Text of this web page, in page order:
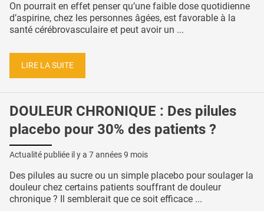
On pourrait en effet penser qu’une faible dose quotidienne
d’aspirine, chez les personnes âgées, est favorable à la
santé cérébrovasculaire et peut avoir un ...
LIRE LA SUITE
DOULEUR CHRONIQUE : Des pilules
placebo pour 30% des patients ?
Actualité publiée il y a 7 années 9 mois
Des pilules au sucre ou un simple placebo pour soulager la
douleur chez certains patients souffrant de douleur
chronique ? Il semblerait que ce soit efficace ...